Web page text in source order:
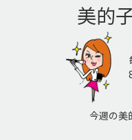
美的
今週の美